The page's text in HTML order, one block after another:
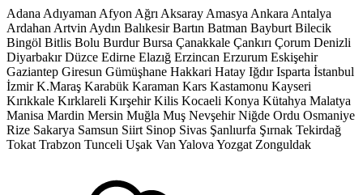
Adana Adıyaman Afyon Ağrı Aksaray Amasya Ankara Antalya
Ardahan Artvin Aydın Balıkesir Bartın Batman Bayburt Bilecik
Bingöl Bitlis Bolu Burdur Bursa Çanakkale Çankırı Çorum Denizli
Diyarbakır Düzce Edirne Elazığ Erzincan Erzurum Eskişehir
Gaziantep Giresun Gümüşhane Hakkari Hatay Iğdır Isparta İstanbul
İzmir K.Maraş Karabük Karaman Kars Kastamonu Kayseri
Kırıkkale Kırklareli Kırşehir Kilis Kocaeli Konya Kütahya Malatya
Manisa Mardin Mersin Muğla Muş Nevşehir Niğde Ordu Osmaniye
Rize Sakarya Samsun Siirt Sinop Sivas Şanlıurfa Şırnak Tekirdağ
Tokat Trabzon Tunceli Uşak Van Yalova Yozgat Zonguldak